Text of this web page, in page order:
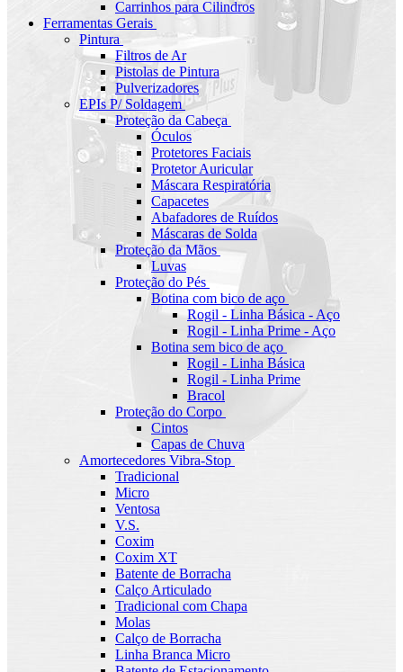
Carrinhos para Cilindros
Ferramentas Gerais
Pintura
Filtros de Ar
Pistolas de Pintura
Pulverizadores
EPIs P/ Soldagem
Proteção da Cabeça
Óculos
Protetores Faciais
Protetor Auricular
Máscara Respiratória
Capacetes
Abafadores de Ruídos
Máscaras de Solda
Proteção da Mãos
Luvas
Proteção do Pés
Botina com bico de aço
Rogil - Linha Básica - Aço
Rogil - Linha Prime - Aço
Botina sem bico de aço
Rogil - Linha Básica
Rogil - Linha Prime
Bracol
Proteção do Corpo
Cintos
Capas de Chuva
Amortecedores Vibra-Stop
Tradicional
Micro
Ventosa
V.S.
Coxim
Coxim XT
Batente de Borracha
Calço Articulado
Tradicional com Chapa
Molas
Calço de Borracha
Linha Branca Micro